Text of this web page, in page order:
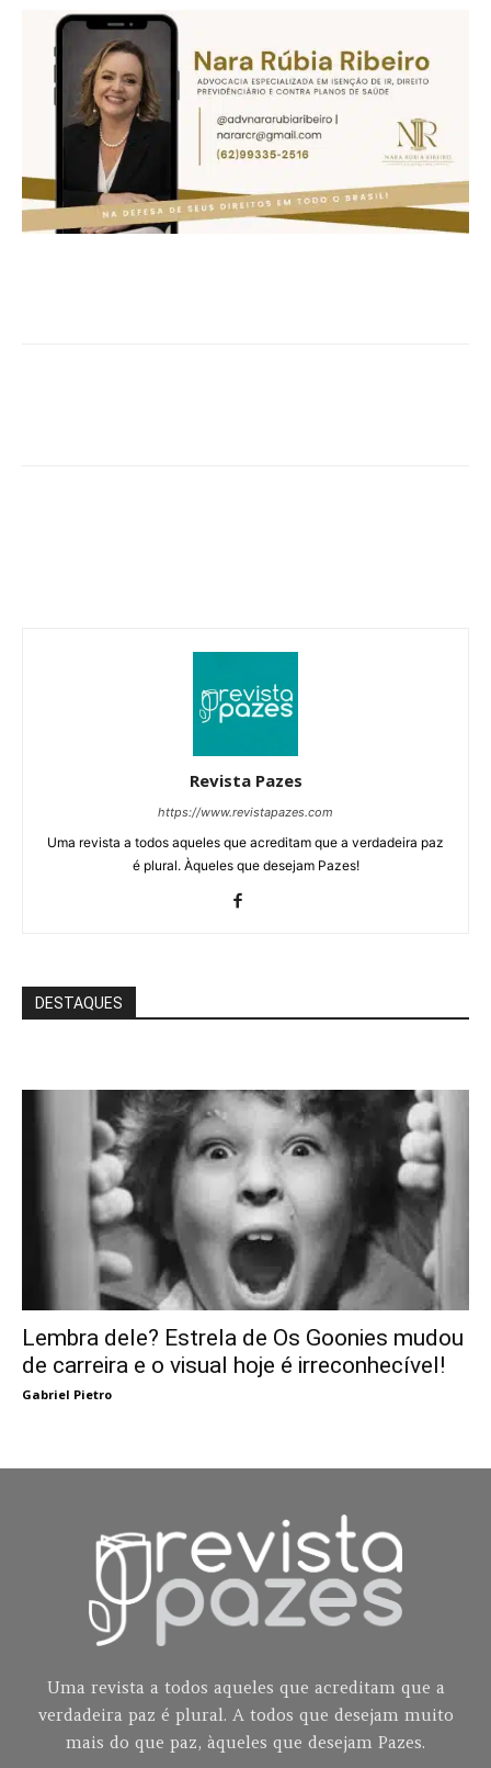
Revista Pazes
https://www.revistapazes.com
Uma revista a todos aqueles que acreditam que a verdadeira paz
é plural. Àqueles que desejam Pazes!
DESTAQUES
Lembra dele? Estrela de Os Goonies mudou
de carreira e o visual hoje é irreconhecível!
Gabriel Pietro
Uma revista a todos aqueles que acreditam que a
verdadeira paz é plural. A todos que desejam muito
mais do que paz, àqueles que desejam Pazes.